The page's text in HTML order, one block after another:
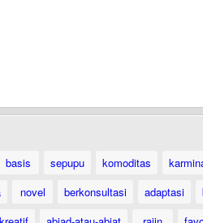
basis sepupu komoditas
novel berkonsultasi adaptasi